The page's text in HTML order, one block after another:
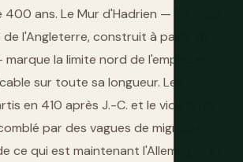
ans. Le Mur d'Hadrien — 73 miles
l'Angleterre, construit à partir de
la limite nord de l'empire et
sur toute sa longueur. Les
en 410 après J.-C. et le vide qu'ils
par des vagues de migration
ce qui est maintenant l'Allemagne et